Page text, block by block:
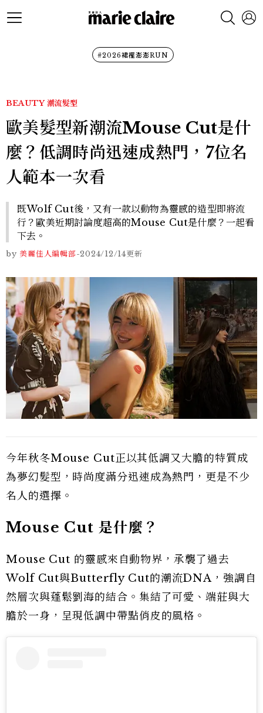
#2026裙襬澎澎RUN
BEAUTY 潮流髮型
歐美髮型新潮流Mouse Cut是什
麼？低調時尚迅速成熱門，7位名
人範本一次看
既Wolf Cut後，又有一款以動物為靈感的造型即將流
行？歐美近期討論度超高的Mouse Cut是什麼？一起看
下去。
by 美麗佳人編輯部-2024/12/14更新
今年秋冬Mouse Cut正以其低調又大膽的特質成
為夢幻髮型，時尚度滿分迅速成為熱門，更是不少
名人的選擇。
Mouse Cut 是什麼？
Mouse Cut 的靈感來自動物界，承襲了過去
Wolf Cut與Butterfly Cut的潮流DNA，強調自
然層次與蓬鬆劉海的結合。集結了可愛、端莊與大
膽於一身，呈現低調中帶點俏皮的風格。